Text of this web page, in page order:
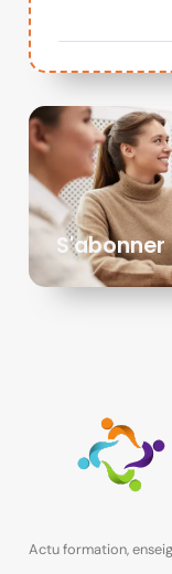
Actu formation,